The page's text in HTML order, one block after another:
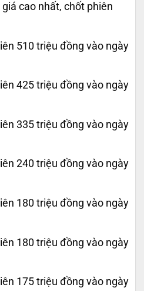
cao nhất, chốt phiên
510 triệu đồng vào ngày
425 triệu đồng vào ngày
335 triệu đồng vào ngày
240 triệu đồng vào ngày
180 triệu đồng vào ngày
180 triệu đồng vào ngày
175 triệu đồng vào ngày